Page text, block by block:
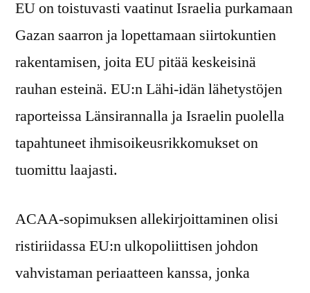
EU on toistuvasti vaatinut Israelia purkamaan
Gazan saarron ja lopettamaan siirtokuntien
rakentamisen, joita EU pitää keskeisinä
rauhan esteinä. EU:n Lähi-idän lähetystöjen
raporteissa Länsirannalla ja Israelin puolella
tapahtuneet ihmisoikeusrikkomukset on
tuomittu laajasti.
ACAA-sopimuksen allekirjoittaminen olisi
ristiriidassa EU:n ulkopoliittisen johdon
vahvistaman periaatteen kanssa, jonka